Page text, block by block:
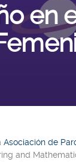
en
Asociación de
and